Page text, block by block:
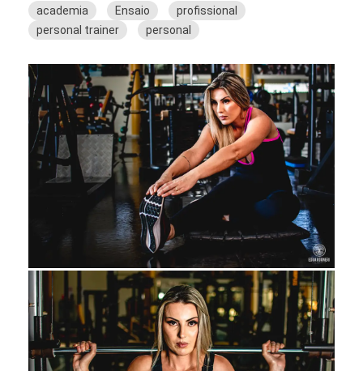
academia Ensaio
profissional
personal trainer
personal